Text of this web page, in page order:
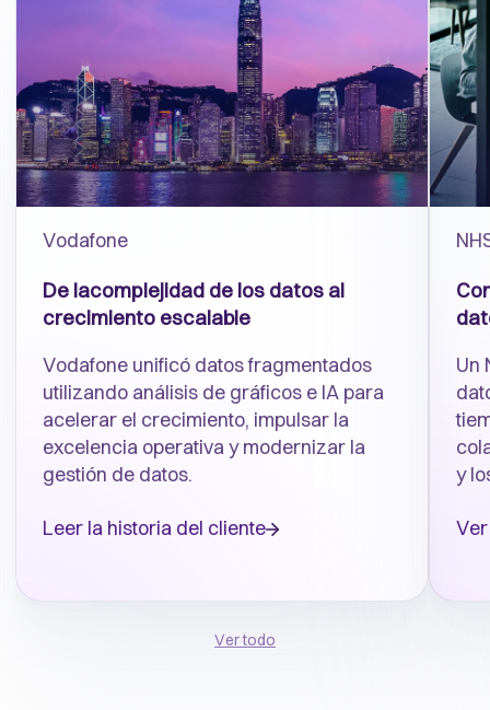
Vodafone
De lacomplejidad de los datos al
crecimiento escalable
Vodafone unificó datos fragmentados
utilizando análisis de gráficos e IA para
acelerar el crecimiento, impulsar la
excelencia operativa y modernizar la
gestión de datos.
Leer la historia del cliente
Un
y
Ver todo